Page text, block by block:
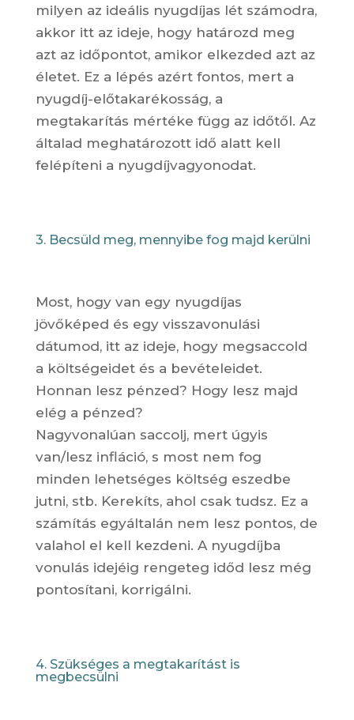
milyen az ideális nyugdíjas lét számodra,
akkor itt az ideje, hogy határozd meg
azt az időpontot, amikor elkezded azt az
életet. Ez a lépés azért fontos, mert a
nyugdíj-előtakarékosság, a
megtakarítás mértéke függ az időtől. Az
általad meghatározott idő alatt kell
felépíteni a nyugdíjvagyonodat.
3. Becsüld meg, mennyibe fog majd kerülni
Most, hogy van egy nyugdíjas
jövőképed és egy visszavonulási
dátumod, itt az ideje, hogy megsaccold
a költségeidet és a bevételeidet.
Honnan lesz pénzed? Hogy lesz majd
elég a pénzed?
Nagyvonalúan saccolj, mert úgyis
van/lesz infláció, s most nem fog
minden lehetséges költség eszedbe
jutni, stb. Kerekíts, ahol csak tudsz. Ez a
számítás egyáltalán nem lesz pontos, de
valahol el kell kezdeni. A nyugdíjba
vonulás idejéig rengeteg időd lesz még
pontosítani, korrigálni.
4. Szükséges a megtakarítást is
megbecsülni